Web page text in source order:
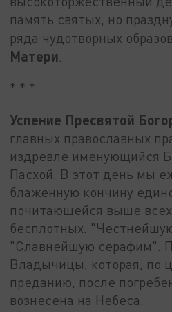
память святых, но
ряда чудотворных
Матери
* * *
Успение Пресвятой
главных православных
издревле именующийся
Пасхой. В этот день мы
блаженную кончину
почитающейся выше
бесплотных.
"Славнейшую серафим".
Владычицы, которая, по
преданию, после
вознесена на Небеса.